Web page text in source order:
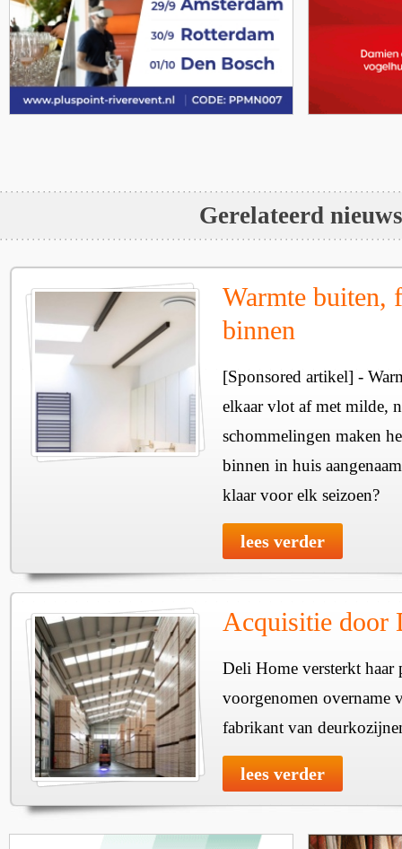
Gerelateerd nieuws
Warmte buiten,
binnen
[Sponsored artikel] -
elkaar vlot af met milde,
schommelingen maken
binnen in huis
klaar voor elk seizoen?
lees verder
Acquisitie door
Deli Home versterkt haar
voorgenomen overname
fabrikant van
lees verder